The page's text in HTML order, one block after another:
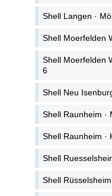
Shell Langen ·
Shell Moerfelden
Shell Moerfelden
6
Shell Neu
Shell Raunheim ·
Shell Raunheim ·
Shell
Shell